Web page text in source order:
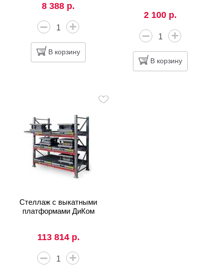
8 388 р.
В корзину
2 100 р.
В корзину
Стеллаж с выкатными
платформами ДиКом
113 814 р.